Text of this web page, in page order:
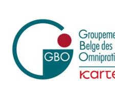
contenu